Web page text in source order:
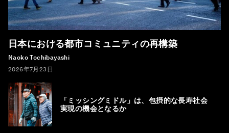
日本における都市コミュニティの再構築
Naoko Tochibayashi
2026年7月23日
「ミッシングミドル」は、包摂的な長寿社会
実現の機会となるか